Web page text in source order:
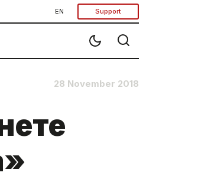
EN Support
28 November 2018